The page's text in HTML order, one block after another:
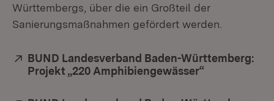
Württembergs, über die ein Großteil der
Sanierungsmaßnahmen gefördert werden.
Extern:
BUND Landesverband Baden-Württemberg:
Projekt „220 Amphibiengewässer“